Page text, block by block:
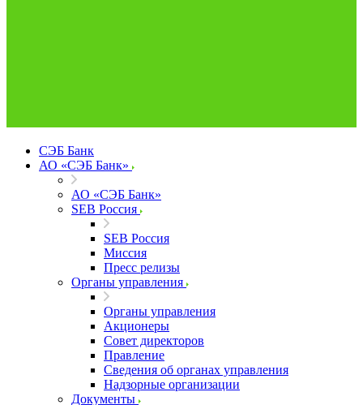
СЭБ Банк
АО «СЭБ Банк»
АО «СЭБ Банк»
SEB Россия
SEB Россия
Миссия
Пресс релизы
Органы управления
Органы управления
Акционеры
Совет директоров
Правление
Сведения об органах управления
Надзорные организации
Документы